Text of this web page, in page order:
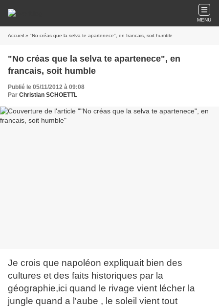
MENU
Accueil » "No créas que la selva te apartenece", en francais, soit humble
"No créas que la selva te apartenece", en
francais, soit humble
Publié le 05/11/2012 à 09:08
Par Christian SCHOETTL
Je crois que napoléon expliquait bien des
cultures et des faits historiques par la
géographie,ici quand le rivage vient lécher la
jungle quand a l'aube , le soleil vient tout